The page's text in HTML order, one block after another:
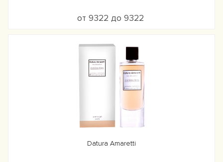
от 9322 до 9322
Datura Amaretti